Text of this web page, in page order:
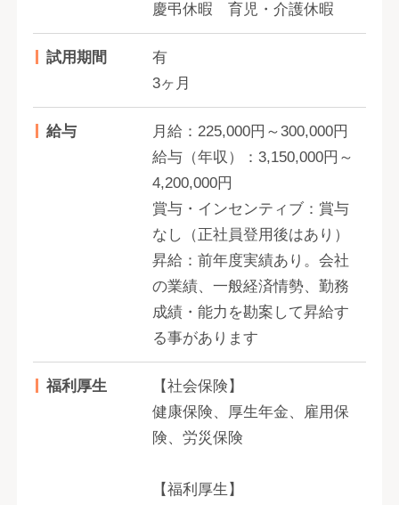
慶弔休暇 育児・介護休暇
試用期間
有
3ヶ月
給与
月給：225,000円～300,000円
給与（年収）：3,150,000円～
4,200,000円
賞与・インセンティブ：賞与
なし（正社員登用後はあり）
昇給：前年度実績あり。会社
の業績、一般経済情勢、勤務
成績・能力を勘案して昇給す
る事があります
福利厚生
【社会保険】
健康保険、厚生年金、雇用保
険、労災保険
【福利厚生】